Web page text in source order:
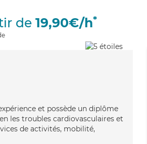
de 19,90€/h*
et possède un diplôme
les troubles cardiovasculaires et
de activités, mobilité,